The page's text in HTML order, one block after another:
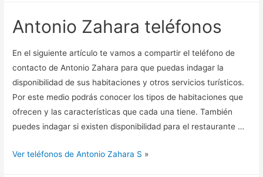
Antonio Zahara teléfonos
En el siguiente artículo te vamos a compartir el teléfono de
contacto de Antonio Zahara para que puedas indagar la
disponibilidad de sus habitaciones y otros servicios turísticos.
Por este medio podrás conocer los tipos de habitaciones que
ofrecen y las características que cada una tiene. También
puedes indagar si existen disponibilidad para el restaurante …
Ver teléfonos de Antonio Zahara S »